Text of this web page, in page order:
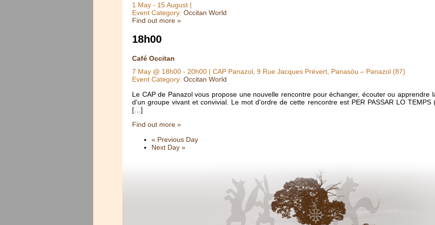
1 May - 15 August |
Event Category: Occitan World
Find out more »
18h00
Café Occitan
7 May @ 18h00 - 20h00 | CAP Panazol, 9 Rue Jacques Prévert, Panasòu – Panazol (87)
Event Category: Occitan World
Le CAP de Panazol vous propose une nouvelle rencontre pour échanger, écouter ou apprendre
d'un groupe vivant et convivial. Le mot d'ordre de cette rencontre est PER PASSAR LO
[…]
Find out more »
« Previous Day
Next Day »